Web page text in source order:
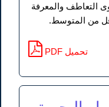
التعاطف والمعرفة
من المتوسط.
PDF تحميل